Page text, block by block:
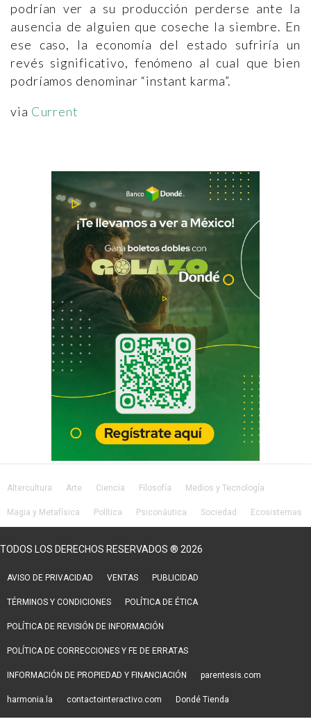
podrían ver a su producción perderse ante la
ausencia de alguien que coseche la siembre. En
ese caso, la economía del estado sufriría un
revés significativo, fenómeno al cual que bien
podríamos denominar “instant karma”.
via Current
Altercultura Arte Ciencia Filosofía Medios y Tecnología
Magia y Metafísica Política Psiconáutica Sociedad Ecosistemas
TODOS LOS DERECHOS RESERVADOS ® 2026
AVISO DE PRIVACIDAD VENTAS PUBLICIDAD
TÉRMINOS Y CONDICIONES POLÍTICA DE ÉTICA
POLÍTICA DE REVISIÓN DE INFORMACIÓN
POLÍTICA DE CORRECCIONES Y FE DE ERRATAS
INFORMACIÓN DE PROPIEDAD Y FINANCIACIÓN parentesis.com
harmonia.la contactointeractivo.com Dondé Tienda